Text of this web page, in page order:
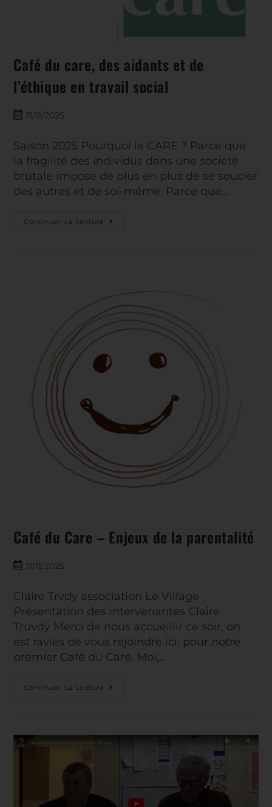
Café du care, des aidants et de
l’éthique en travail social
11/11/2025
Saison 2025 Pourquoi le CARE ? Parce que
la fragilité des individus dans une société
brutale impose de plus en plus de se soucier
des autres et de soi-même. Parce que…
Continuer La Lecture
Café du Care – Enjeux de la parentalité
11/11/2025
Claire Trvdy association Le Village
Présentation des intervenantes Claire
Truvdy Merci de nous accueillir ce soir, on
est ravies de vous rejoindre ici, pour notre
premier Café du Care. Moi,…
Continuer La Lecture